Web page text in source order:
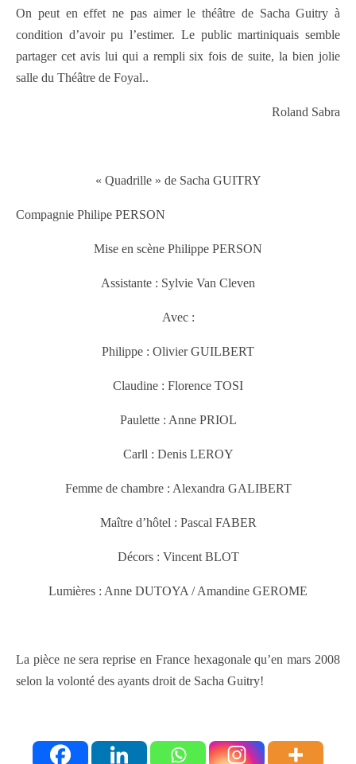
On peut en effet ne pas aimer le théâtre de Sacha Guitry à
condition d’avoir pu l’estimer. Le public martiniquais semble
partager cet avis lui qui a rempli six fois de suite, la bien jolie
salle du Théâtre de Foyal..
Roland Sabra
« Quadrille » de Sacha GUITRY
Compagnie Philipe PERSON
Mise en scène Philippe PERSON
Assistante : Sylvie Van Cleven
Avec :
Philippe : Olivier GUILBERT
Claudine : Florence TOSI
Paulette : Anne PRIOL
Carll : Denis LEROY
Femme de chambre : Alexandra GALIBERT
Maître d’hôtel : Pascal FABER
Décors : Vincent BLOT
Lumières : Anne DUTOYA / Amandine GEROME
La pièce ne sera reprise en France hexagonale qu’en mars 2008
selon la volonté des ayants droit de Sacha Guitry!